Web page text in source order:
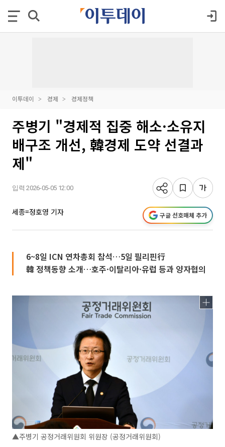
이투데이 경제 경제정책
주병기 "경제적 집중 해소·소유지
배구조 개선, 韓경제 도약 선결과
제"
입력 2026-05-05 12:00
세종=정호영 기자 구글 선호매체 추가
6~8일 ICN 연차총회 참석…5일 필리핀行
韓 정책동향 소개…호주·이탈리아·유럽 등과 양자협의
▲주병기 공정거래위원회 위원장 (공정거래위원회)